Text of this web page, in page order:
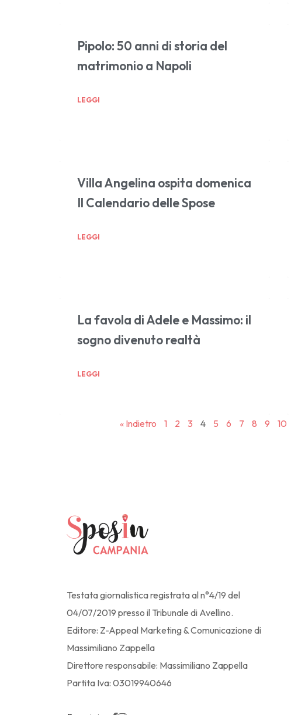
Pipolo: 50 anni di storia del
matrimonio a Napoli
LEGGI
Villa Angelina ospita domenica
Il Calendario delle Spose
LEGGI
La favola di Adele e Massimo: il
sogno divenuto realtà
LEGGI
« Indietro 1 2 3 4 5 6 7 8 9 10
Testata giornalistica registrata al n°4/19 del
04/07/2019 presso il Tribunale di Avellino.
Editore: Z-Appeal Marketing & Comunicazione di
Massimiliano Zappella
Direttore responsabile: Massimiliano Zappella
Partita Iva: 03019940646